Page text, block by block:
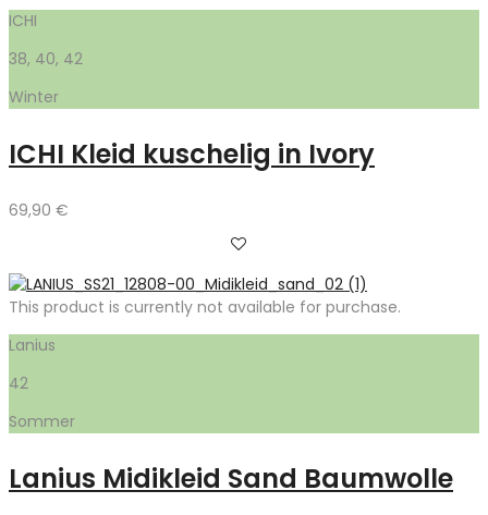
ICHI
38, 40, 42
Winter
ICHI Kleid kuschelig in Ivory
69,90 €
This product is currently not available for purchase.
Lanius
42
Sommer
Lanius Midikleid Sand Baumwolle